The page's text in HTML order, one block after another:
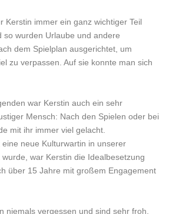
Kerstin immer ein ganz wichtiger Teil
so wurden Urlaube und andere
dem Spielplan ausgerichtet, um
zu verpassen. Auf sie konnte man sich
war Kerstin auch ein sehr
Mensch: Nach den Spielen oder bei
mit ihr immer viel gelacht.
eine neue Kulturwartin in unserer
war Kerstin die Idealbesetzung
über 15 Jahre mit großem Engagement
niemals vergessen und sind sehr froh,